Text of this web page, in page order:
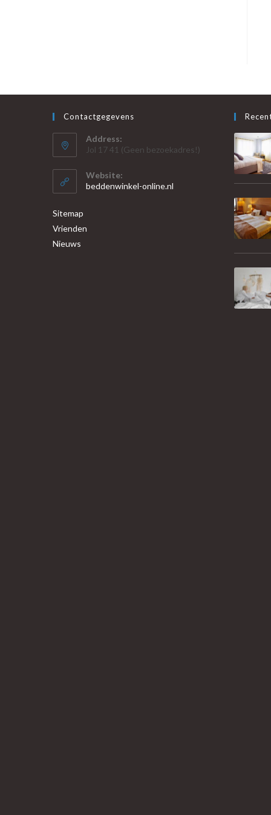
Contactgegevens
Address:
Jol 17 41 (Geen bezoekadres!)
Website:
beddenwinkel-online.nl
Sitemap
Vrienden
Nieuws